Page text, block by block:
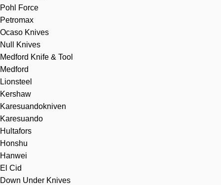
Pohl Force
Petromax
Ocaso Knives
Null Knives
Medford Knife & Tool
Medford
Lionsteel
Kershaw
Karesuandokniven
Karesuando
Hultafors
Honshu
Hanwei
El Cid
Down Under Knives